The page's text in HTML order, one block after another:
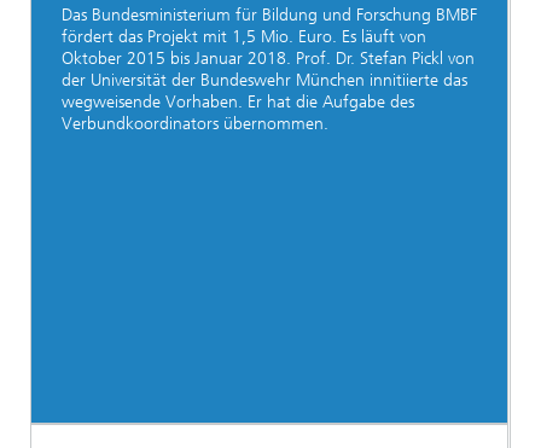
Das Bundesministerium für Bildung und Forschung BMBF
fördert das Projekt mit 1,5 Mio. Euro. Es läuft von
Oktober 2015 bis Januar 2018. Prof. Dr. Stefan Pickl von
der Universität der Bundeswehr München innitiierte das
wegweisende Vorhaben. Er hat die Aufgabe des
Verbundkoordinators übernommen.